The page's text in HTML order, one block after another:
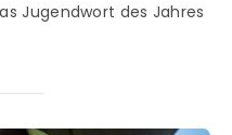
Jugendwort des Jahres